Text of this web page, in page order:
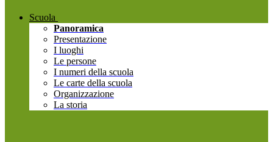
Scuola
Panoramica
Presentazione
I luoghi
Le persone
I numeri della scuola
Le carte della scuola
Organizzazione
La storia